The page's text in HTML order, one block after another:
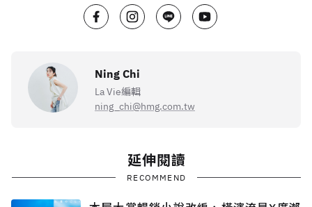
Ning Chi
La Vie編輯
ning_chi@hmg.com.tw
延伸閱讀
RECOMMEND